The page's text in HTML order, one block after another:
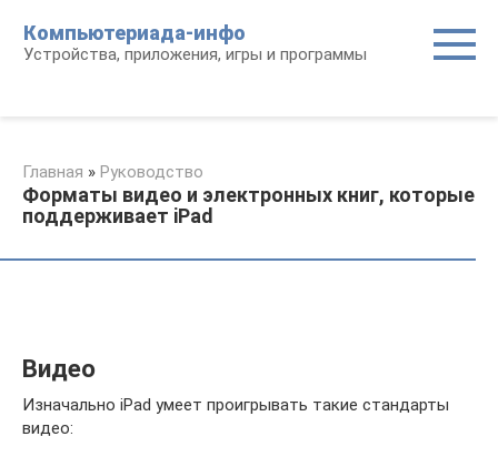
контенту
Компьютериада-инфо
Устройства, приложения, игры и программы
Главная » Руководство
Форматы видео и электронных книг, которые
поддерживает iPad
Видео
Изначально iPad умеет проигрывать такие стандарты
видео: